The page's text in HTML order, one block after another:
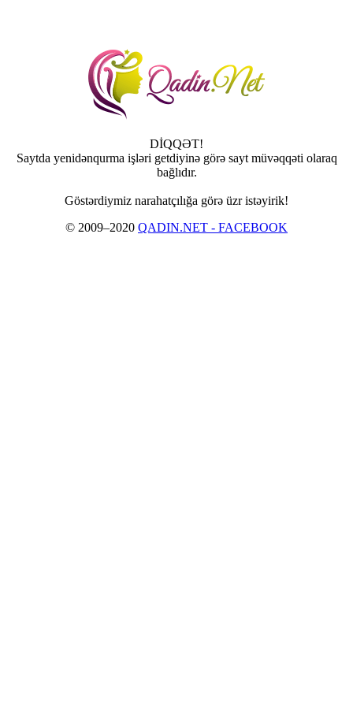
DİQQƏT!
Saytda yenidənqurma işləri getdiyinə görə sayt müvəqqəti olaraq
bağlıdır.
Göstərdiymiz narahatçılığa görə üzr istəyirik!
© 2009–2020 QADIN.NET - FACEBOOK